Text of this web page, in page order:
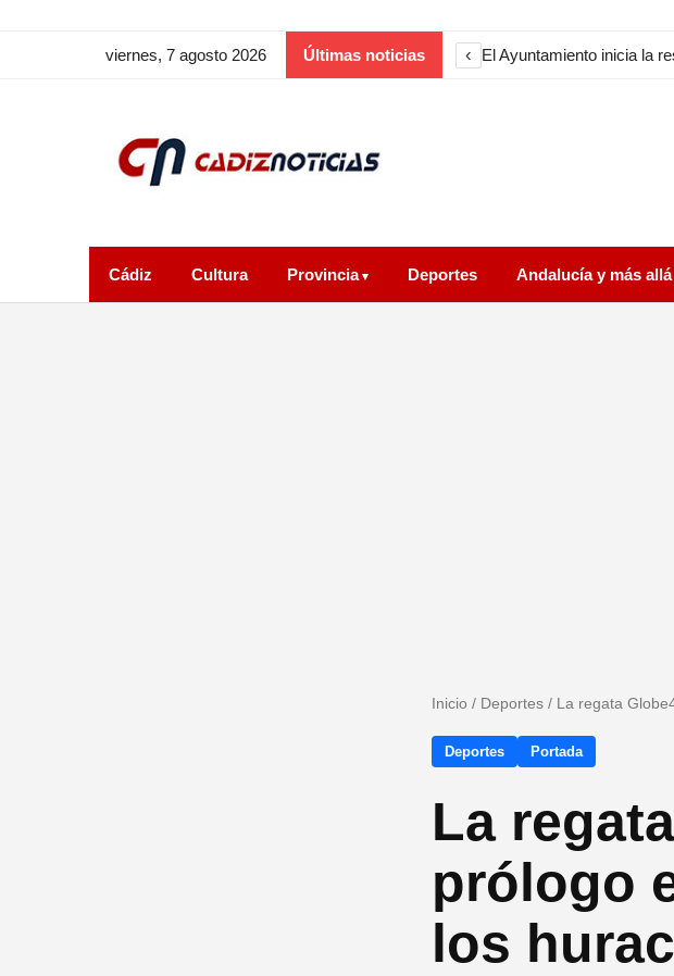
viernes, 7 agosto 2026 Últimas noticias ‹
Cádiz Cultura Provincia Deportes Andalucía y más allá
Inicio / Deportes / La regata
Deportes Portada
La
prólogo
los